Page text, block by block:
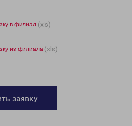
в филиал (xls)
из филиала (xls)
заявку